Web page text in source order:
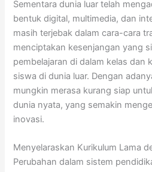
Sementara dunia luar telah
bentuk digital, multimedia, dan
masih terjebak dalam cara-cara
menciptakan kesenjangan yang
pembelajaran di dalam kelas dan
siswa di dunia luar. Dengan
mungkin merasa kurang siap
dunia nyata, yang semakin
inovasi.
Menyelaraskan Kurikulum Lama
Perubahan dalam sistem